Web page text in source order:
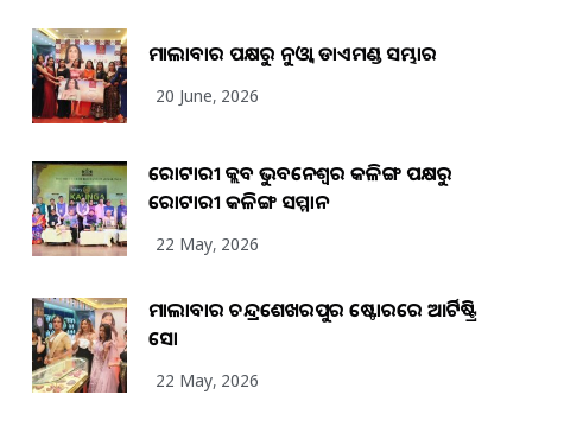
ମାଲାବାର ପକ୍ଷରୁ ନୁଓ୍ବା ଡାଏମଣ୍ଡ ସମ୍ଭାର
20 June, 2026
ରୋଟାରୀ କ୍ଲବ ଭୁବନେଶ୍ୱର କଳିଙ୍ଗ ପକ୍ଷରୁ
ରୋଟାରୀ କଳିଙ୍ଗ ସମ୍ମାନ
22 May, 2026
ମାଲାବାର ଚନ୍ଦ୍ରଶେଖରପୁର ଷ୍ଟୋରରେ ଆର୍ଟିଷ୍ଟ୍ରି
ସୋ
22 May, 2026